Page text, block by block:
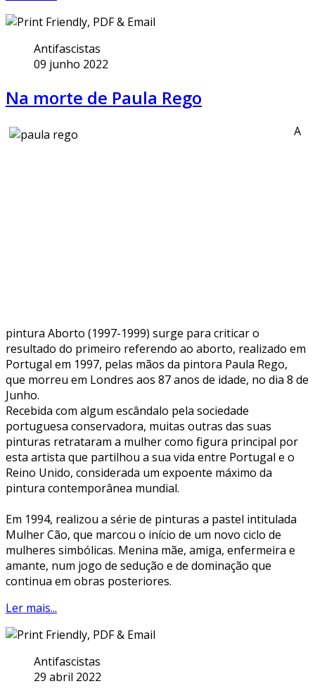
Antifascistas
09 junho 2022
Na morte de Paula Rego
A
pintura Aborto (1997-1999) surge para criticar o
resultado do primeiro referendo ao aborto, realizado em
Portugal em 1997, pelas mãos da pintora Paula Rego,
que morreu em Londres aos 87 anos de idade, no dia 8 de
Junho.
Recebida com algum escândalo pela sociedade
portuguesa conservadora, muitas outras das suas
pinturas retrataram a mulher como figura principal por
esta artista que partilhou a sua vida entre Portugal e o
Reino Unido, considerada um expoente máximo da
pintura contemporânea mundial.
Em 1994, realizou a série de pinturas a pastel intitulada
Mulher Cão, que marcou o início de um novo ciclo de
mulheres simbólicas. Menina mãe, amiga, enfermeira e
amante, num jogo de sedução e de dominação que
continua em obras posteriores.
Ler mais...
Antifascistas
29 abril 2022